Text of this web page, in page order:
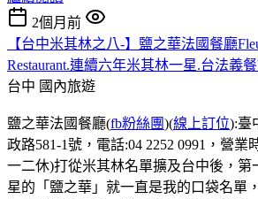
2個月前
【台中米其林之八-】鹽之華法國餐廳
Restaurant.連續六年米其林一星.台法義
台中 國內旅遊
鹽之華法國餐廳(fb粉絲團)(線上訂位):臺
政路581-1號，電話:04 2252 0991，營業
一二休)打從米其林名單擴及台中後，第
星的「鹽之華」就一直是我的口袋名單